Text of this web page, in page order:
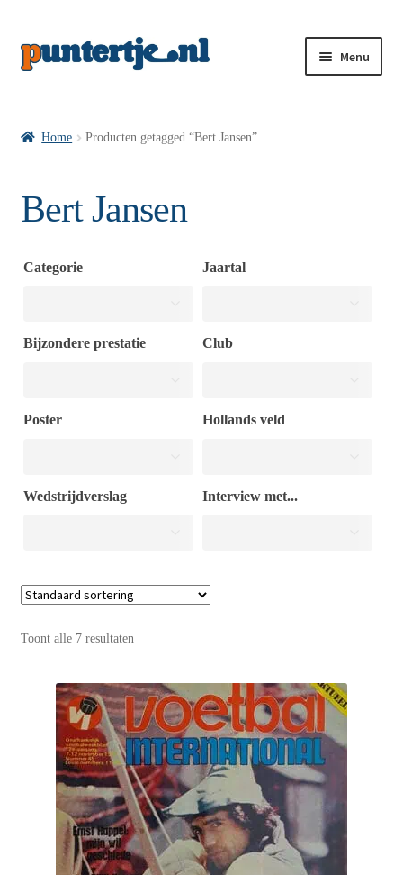
Menu
Home Producten getagged “Bert Jansen”
Bert Jansen
Categorie Jaartal
Bijzondere prestatie Club
Poster Hollands veld
Wedstrijdverslag Interview met...
Toont alle 7 resultaten